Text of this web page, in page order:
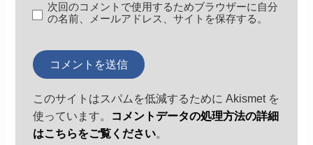
次回のコメントで使用するためブラウザーに自分
の名前、メールアドレス、サイトを保存する。
このサイトはスパムを低減するために Akismet を
使っています。
コメントデータの処理方法の詳細
はこちらをご覧ください。